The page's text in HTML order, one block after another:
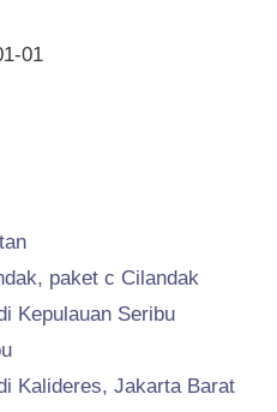
01
, paket c Cilandak
Kepulauan Seribu
Kalideres, Jakarta Barat